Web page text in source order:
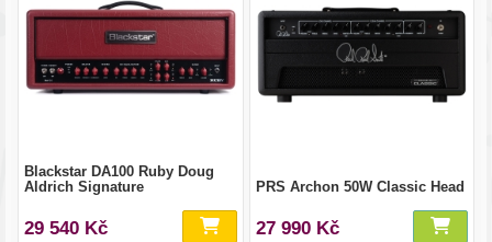
Blackstar DA100 Ruby Doug
Aldrich Signature
29 540 Kč
PRS Archon 50W Classic Head
27 990 Kč